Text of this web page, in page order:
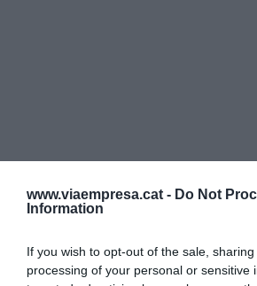
www.viaempresa.cat - Do Not
Information
If you wish to opt-out of the sale,
processing of your personal or sensitive